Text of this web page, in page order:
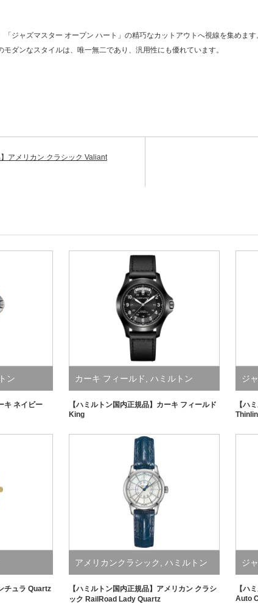
「ジャズマスター オープン ハート」の精巧なカットアウトへ視線を集めま
ダンなスタイルは、唯一無二であり、汎用性にも優れています。
アメリカン クラシック Valiant
ン
キ ネイビー
カーキ フィールド, ハミルトン
【ハミルトン国内正規品】カーキ フィールド
King
ジ
【ハ
チュラ Quartz
アメリカンクラシック ハミルトン
【ハミルトン国内正規品】アメリカン クラシ
ック RailRoad Lady Quartz
ジ
【ハ
Auto